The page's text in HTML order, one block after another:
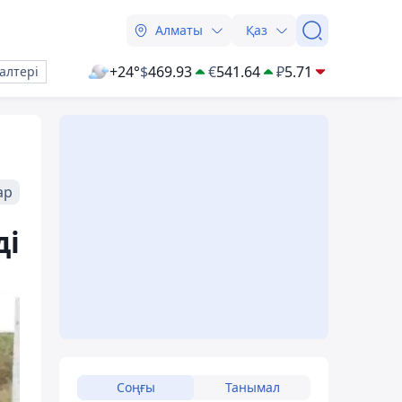
Алматы Қаз
+24°$469.93 €541.64 ₽5.71
Соңғы Танымал